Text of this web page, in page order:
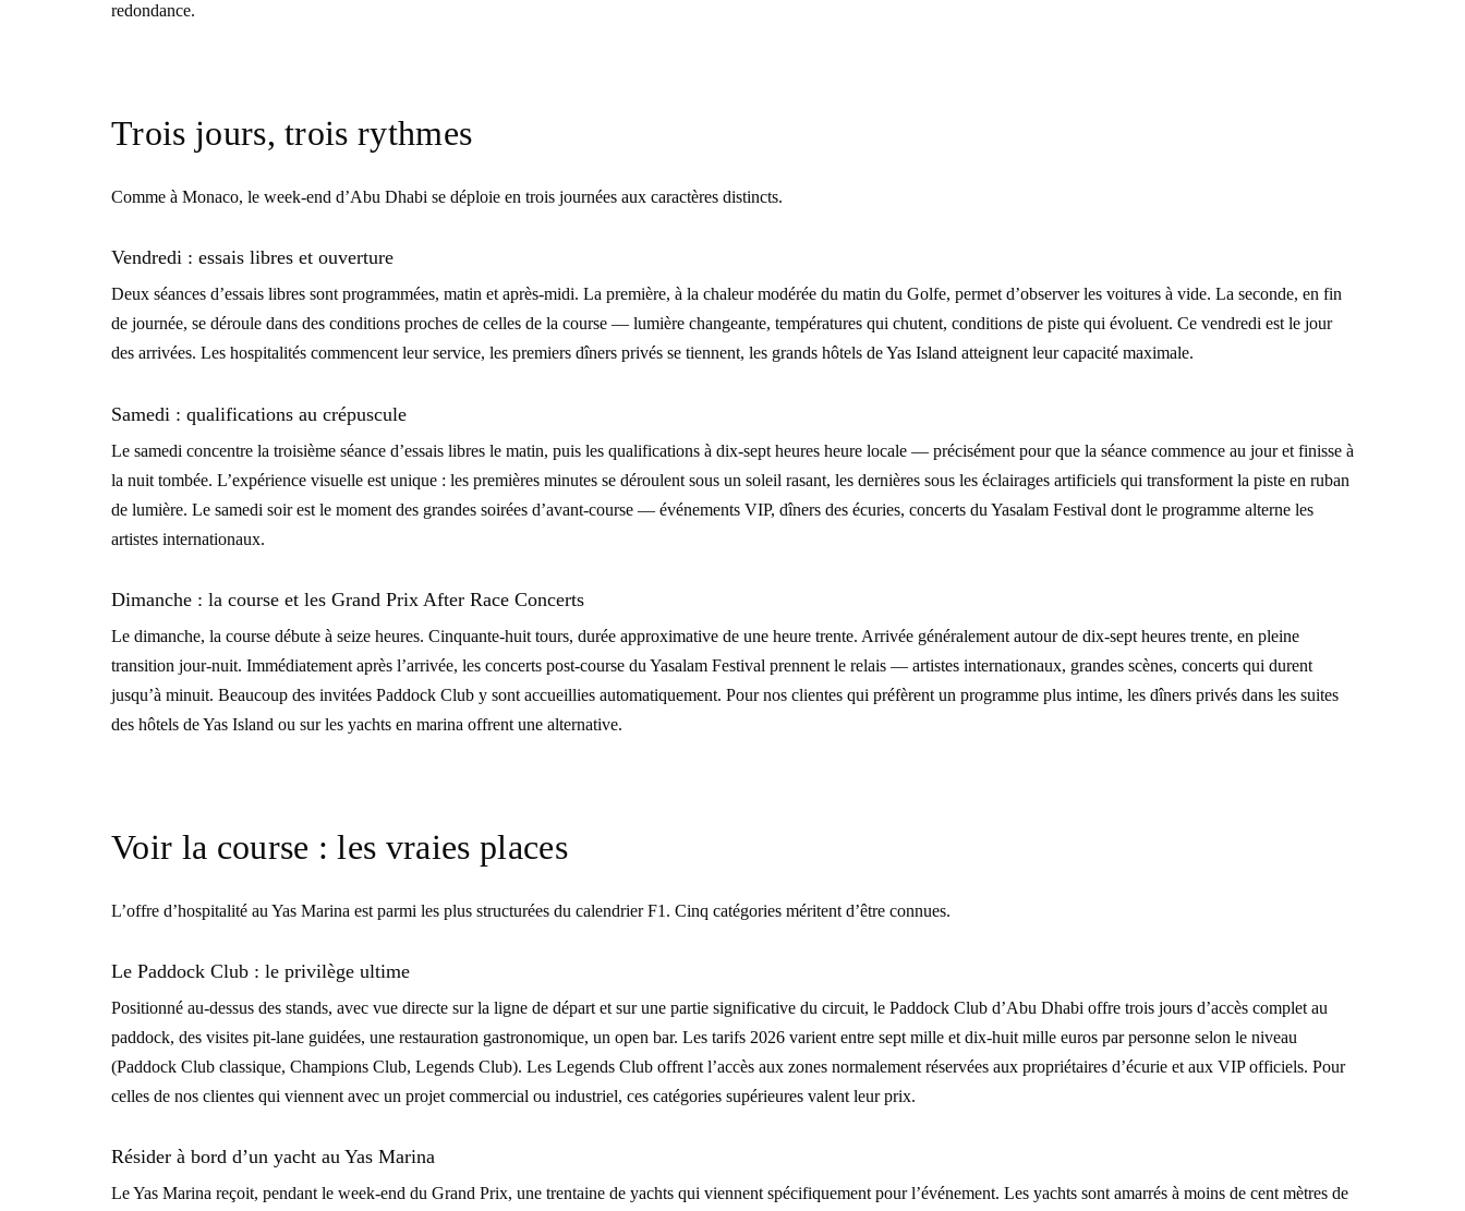
redondance.
Trois jours, trois rythmes
Comme à Monaco, le week-end d’Abu Dhabi se déploie en trois journées aux caractères distincts.
Vendredi : essais libres et ouverture
Deux séances d’essais libres sont programmées, matin et après-midi. La première, à la chaleur modérée du matin du Golfe, permet d’observer les voitures à vide. La seconde, en fin
de journée, se déroule dans des conditions proches de celles de la course — lumière changeante, températures qui chutent, conditions de piste qui évoluent. Ce vendredi est le jour
des arrivées. Les hospitalités commencent leur service, les premiers dîners privés se tiennent, les grands hôtels de Yas Island atteignent leur capacité maximale.
Samedi : qualifications au crépuscule
Le samedi concentre la troisième séance d’essais libres le matin, puis les qualifications à dix-sept heures heure locale — précisément pour que la séance commence au jour et finisse à
la nuit tombée. L’expérience visuelle est unique : les premières minutes se déroulent sous un soleil rasant, les dernières sous les éclairages artificiels qui transforment la piste en ruban
de lumière. Le samedi soir est le moment des grandes soirées d’avant-course — événements VIP, dîners des écuries, concerts du Yasalam Festival dont le programme alterne les
artistes internationaux.
Dimanche : la course et les Grand Prix After Race Concerts
Le dimanche, la course débute à seize heures. Cinquante-huit tours, durée approximative de une heure trente. Arrivée généralement autour de dix-sept heures trente, en pleine
transition jour-nuit. Immédiatement après l’arrivée, les concerts post-course du Yasalam Festival prennent le relais — artistes internationaux, grandes scènes, concerts qui durent
jusqu’à minuit. Beaucoup des invitées Paddock Club y sont accueillies automatiquement. Pour nos clientes qui préfèrent un programme plus intime, les dîners privés dans les suites
des hôtels de Yas Island ou sur les yachts en marina offrent une alternative.
Voir la course : les vraies places
L’offre d’hospitalité au Yas Marina est parmi les plus structurées du calendrier F1. Cinq catégories méritent d’être connues.
Le Paddock Club : le privilège ultime
Positionné au-dessus des stands, avec vue directe sur la ligne de départ et sur une partie significative du circuit, le Paddock Club d’Abu Dhabi offre trois jours d’accès complet au
paddock, des visites pit-lane guidées, une restauration gastronomique, un open bar. Les tarifs 2026 varient entre sept mille et dix-huit mille euros par personne selon le niveau
(Paddock Club classique, Champions Club, Legends Club). Les Legends Club offrent l’accès aux zones normalement réservées aux propriétaires d’écurie et aux VIP officiels. Pour
celles de nos clientes qui viennent avec un projet commercial ou industriel, ces catégories supérieures valent leur prix.
Résider à bord d’un yacht au Yas Marina
Le Yas Marina reçoit, pendant le week-end du Grand Prix, une trentaine de yachts qui viennent spécifiquement pour l’événement. Les yachts sont amarrés à moins de cent mètres de